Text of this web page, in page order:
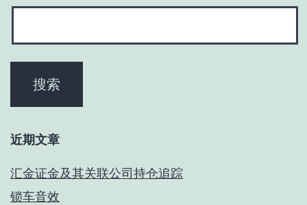
近期文章
汇金证金及其关联公司持仓追踪
锁车音效